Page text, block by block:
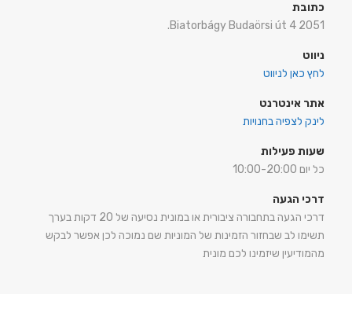
כתובת
2051 Biatorbágy Budaörsi út 4.
ניווט
לחץ כאן לניווט
אתר אינטרנט
לינק לצפיה בחנויות
שעות פעילות
כל יום 10:00-20:00
דרכי הגעה
דרכי הגעה בתחבורה ציבורית או במונית נסיעה של 20 דקות בערך
תשימו לב שבחזור הזמינות של המוניות שם נמוכה לכן אפשר לבקש
מהמודיעין שיזמינו לכם מונית